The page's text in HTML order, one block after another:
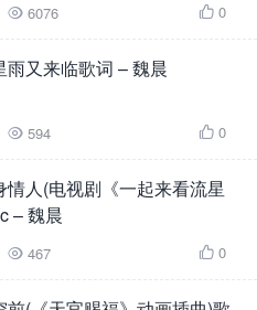
 6076  0
雨又来临歌词 – 魏晨
 594  0
情人(电视剧《一起来看流星
雨》插曲)gec – 魏晨
 467  0